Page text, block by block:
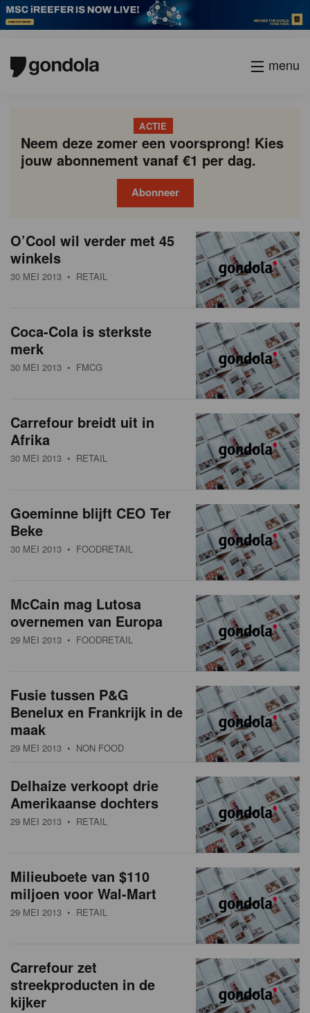
menu
ACTIE
Neem deze zomer een voorsprong! Kies
jouw abonnement vanaf €1 per dag.
Abonneer
N
e
w
s
e
c
O’Cool wil verder met 45
winkels
30 MEI 2013 • RETAIL
Coca-Cola is sterkste
merk
30 MEI 2013 • FMCG
Carrefour breidt uit in
Afrika
30 MEI 2013 • RETAIL
Goeminne blijft CEO Ter
Beke
30 MEI 2013 • FOODRETAIL
McCain mag Lutosa
overnemen van Europa
29 MEI 2013 • FOODRETAIL
Fusie tussen P&G
Benelux en Frankrijk in de
maak
29 MEI 2013 • NON FOOD
Delhaize verkoopt drie
Amerikaanse dochters
29 MEI 2013 • RETAIL
Milieuboete van $110
miljoen voor Wal-Mart
29 MEI 2013 • RETAIL
Carrefour zet
streekproducten in de
kijker
P
a
g
a
t
i
Vorige
Page
Page
Page
Page
Current
page
Page
Page
Page
Page
Volgende
academy
society